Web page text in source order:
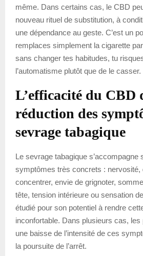
même. Dans certains cas, le CBD
nouveau rituel de substitution, à
une dépendance au geste. C’est un
remplaces simplement la cigarette
sans changer tes habitudes, tu
l’automatisme plutôt que de le casser.
L’efficacité du CBD
réduction des
sevrage tabagique
Le sevrage tabagique s’accompagne
symptômes très concrets : nervosité,
concentrer, envie de grignoter,
tête, tension intérieure ou sensation
étudié pour son potentiel à rendre
inconfortable. Dans plusieurs cas,
une baisse de l’intensité de ces
la poursuite de l’arrêt.